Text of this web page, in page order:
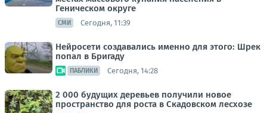
Геническом округе
СМИ Сегодня, 11:39
Нейросети создавались именно для этого: Шрек
попал в Бригаду
ПАБЛИКИ Сегодня, 14:28
2 000 будущих деревьев получили новое
пространство для роста в Скадовском лесхозе